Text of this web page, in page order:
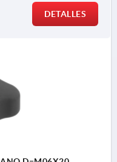
DETALLES